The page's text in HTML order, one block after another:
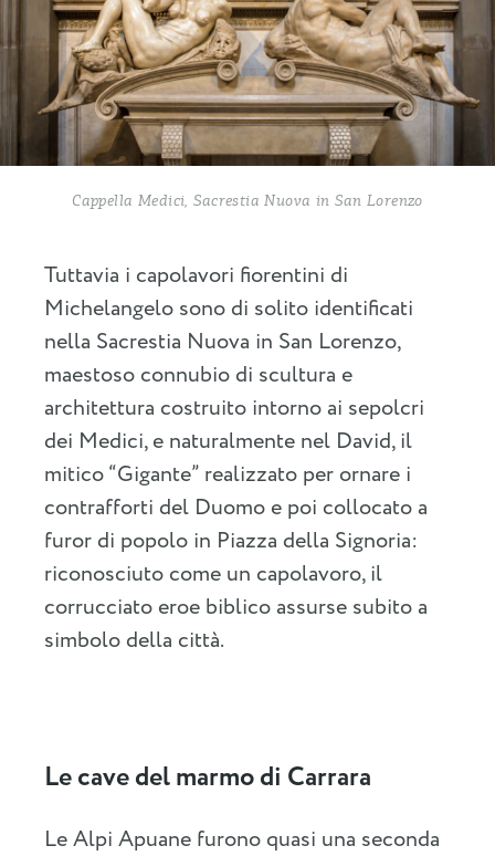
Cappella Medici, Sacrestia Nuova in San Lorenzo
Tuttavia i capolavori fiorentini di
Michelangelo sono di solito identificati
nella Sacrestia Nuova in San Lorenzo,
maestoso connubio di scultura e
architettura costruito intorno ai sepolcri
dei Medici, e naturalmente nel David, il
mitico “Gigante” realizzato per ornare i
contrafforti del Duomo e poi collocato a
furor di popolo in Piazza della Signoria:
riconosciuto come un capolavoro, il
corrucciato eroe biblico assurse subito a
simbolo della città.
Le cave del marmo di Carrara
Le Alpi Apuane furono quasi una seconda